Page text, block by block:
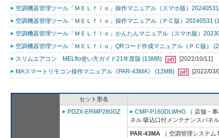
空調機器管理ツール「ＭＥＬｆｌｏ」操作マニュアル（スマホ版）
空調機器管理ツール「ＭＥＬｆｌｏ」操作マニュアル（ＰＣ版）20240531
空調機器管理ツール「ＭＥＬｆｌｏ」かんたんマニュアル（スマホ版）
空調機器管理ツール「ＭＥＬｆｌｏ」QRコード作成マニュアル（ＰＣ版）
スリムエアコン MELflo使い方ガイド21年度版 (13MB)
[2022/10/11]
MAスマートリモコン操作マニュアル《PAR-43MA》 (12MB)
[2022/03/
セット形名
PDZX-ERMP280GZ
CMP-P160DLWHG （ 店舗・
ネル 吸込口付メンテナンスパネ
PAR-43MA （ 空調管理システム